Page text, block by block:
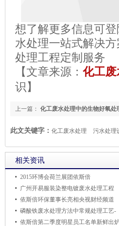
想了解更多信息可
水处理一站式解决
处理工程定制服务
【文章来源： 化工
识】
上一篇： 化工废水处理中的生物好氧处
此文关键字： 化工废水处理 污水处理
相关资讯
2015环博会荷兰展团依斯倍
广州开易服装染整电镀废水处理工程
依斯倍环保董事长亮相央视财经频道
依斯倍第二季度明星员工名单新鲜出炉